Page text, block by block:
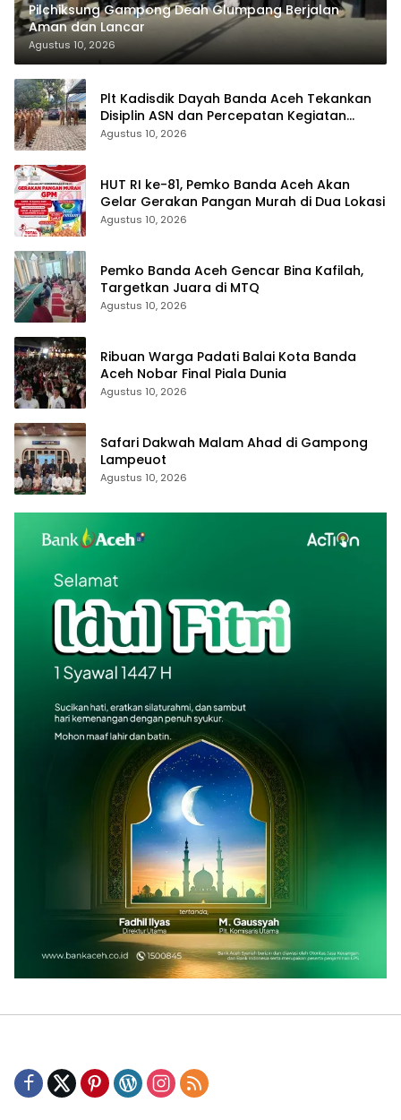
Pilchiksung Gampong Deah Glumpang Berjalan
Aman dan Lancar
Agustus 10, 2026
Plt Kadisdik Dayah Banda Aceh Tekankan
Disiplin ASN dan Percepatan Kegiatan
Tahun 2026
Agustus 10, 2026
HUT RI ke-81, Pemko Banda Aceh Akan
Gelar Gerakan Pangan Murah di Dua Lokasi
Agustus 10, 2026
Pemko Banda Aceh Gencar Bina Kafilah,
Targetkan Juara di MTQ
Agustus 10, 2026
Ribuan Warga Padati Balai Kota Banda
Aceh Nobar Final Piala Dunia
Agustus 10, 2026
Safari Dakwah Malam Ahad di Gampong
Lampeuot
Agustus 10, 2026